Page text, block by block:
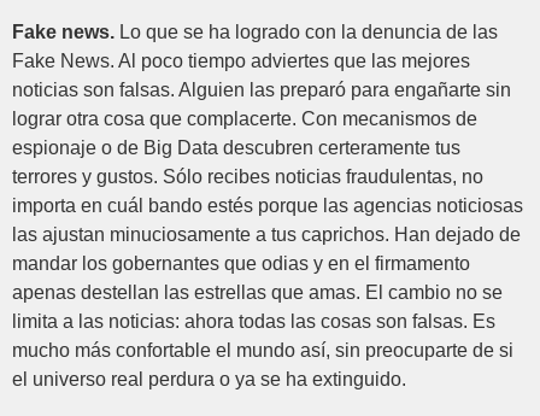
Fake news. Lo que se ha logrado con la denuncia de las
Fake News. Al poco tiempo adviertes que las mejores
noticias son falsas. Alguien las preparó para engañarte sin
lograr otra cosa que complacerte. Con mecanismos de
espionaje o de Big Data descubren certeramente tus
terrores y gustos. Sólo recibes noticias fraudulentas, no
importa en cuál bando estés porque las agencias noticiosas
las ajustan minuciosamente a tus caprichos. Han dejado de
mandar los gobernantes que odias y en el firmamento
apenas destellan las estrellas que amas. El cambio no se
limita a las noticias: ahora todas las cosas son falsas. Es
mucho más confortable el mundo así, sin preocuparte de si
el universo real perdura o ya se ha extinguido.